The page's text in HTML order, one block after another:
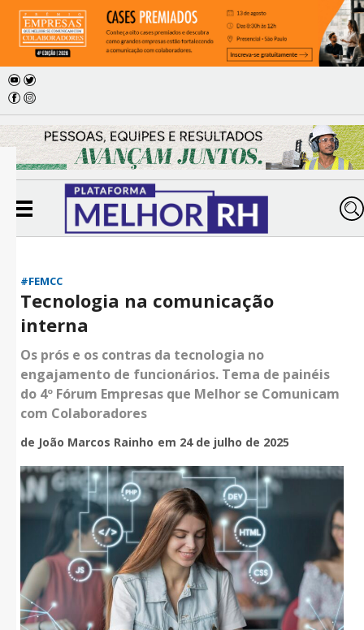
#FEMCC
Tecnologia na comunicação
interna
Os prós e os contras da tecnologia no
engajamento de funcionários. Tema de painéis
do 4º Fórum Empresas que Melhor se Comunicam
com Colaboradores
de João Marcos Rainho em 24 de julho de 2025